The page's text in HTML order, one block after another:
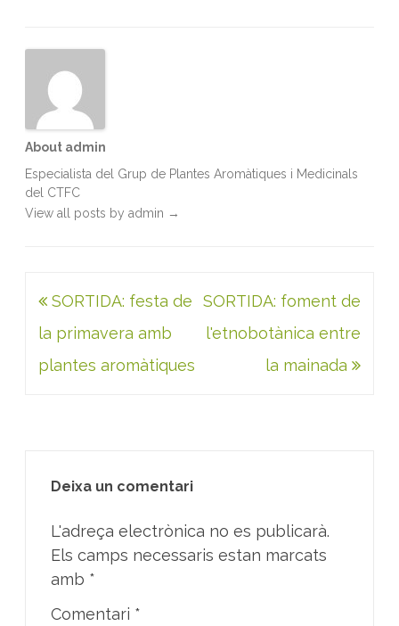
About admin
Especialista del Grup de Plantes Aromàtiques i Medicinals
del CTFC
View all posts by admin →
Navegació
d'entrades
SORTIDA: festa de
la primavera amb
plantes aromàtiques
SORTIDA: foment de
l'etnobotànica entre
la mainada
Deixa un comentari
L'adreça electrònica no es publicarà.
Els camps necessaris estan marcats
amb *
Comentari *